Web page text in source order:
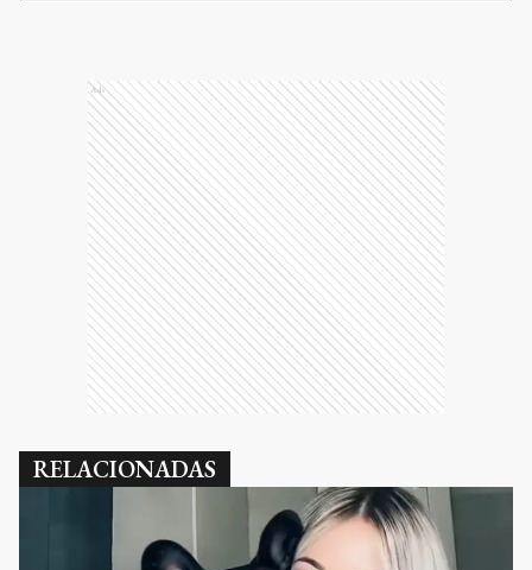
Ads
RELACIONADAS